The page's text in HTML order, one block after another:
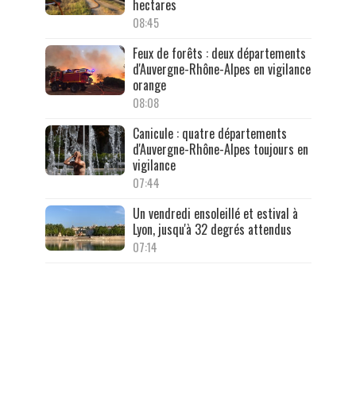
hectares
08:45
Feux de forêts : deux départements
d'Auvergne-Rhône-Alpes en vigilance
orange
08:08
Canicule : quatre départements
d'Auvergne-Rhône-Alpes toujours en
vigilance
07:44
Un vendredi ensoleillé et estival à
Lyon, jusqu'à 32 degrés attendus
07:14